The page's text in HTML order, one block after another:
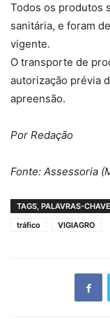
Todos os produtos
sanitária, e foram
vigente.
O transporte de
autorização prévia
apreensão.
Por Redação
Fonte: Assessoria
TAGS, PALAVRAS-CHAVE
tráfico
VIGIAGRO